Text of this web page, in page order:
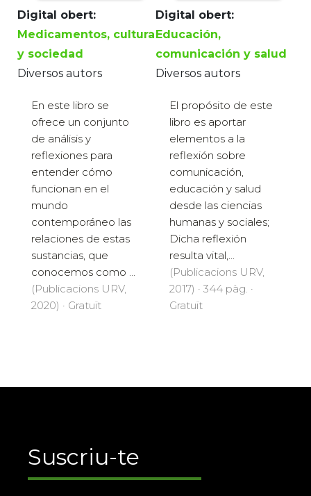
Digital obert:
Medicamentos, cultura
y sociedad
Diversos autors
En este libro se
ofrece un conjunto
de análisis y
reflexiones para
entender cómo
funcionan en el
mundo
contemporáneo las
relaciones de estas
sustancias, que
conocemos como ...
(Publicacions URV,
2020) · Gratuït
Digital obert:
Educación,
comunicación y salud
Diversos autors
El propósito de este
libro es aportar
elementos a la
reflexión sobre
comunicación,
educación y salud
desde las ciencias
humanas y sociales;
Dicha reflexión
resulta vital,...
(Publicacions URV,
2017) · 344 pàg. ·
Gratuït
Suscriu-te